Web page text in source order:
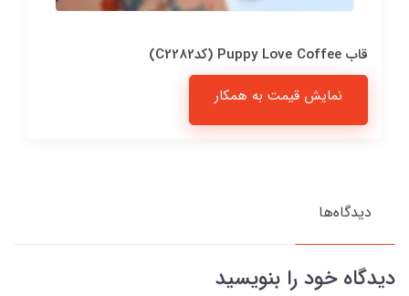
قاب Puppy Love Coffee (کدC2282)
نمایش قیمت به همکار
دیدگاه‌ها
دیدگاه خود را بنویسید